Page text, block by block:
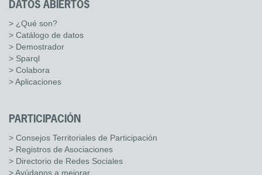
DATOS ABIERTOS
> ¿Qué son?
> Catálogo de datos
> Demostrador
> Sparql
> Colabora
> Aplicaciones
PARTICIPACIÓN
> Consejos Territoriales de Participación
> Registros de Asociaciones
> Directorio de Redes Sociales
> Ayúdanos a mejorar